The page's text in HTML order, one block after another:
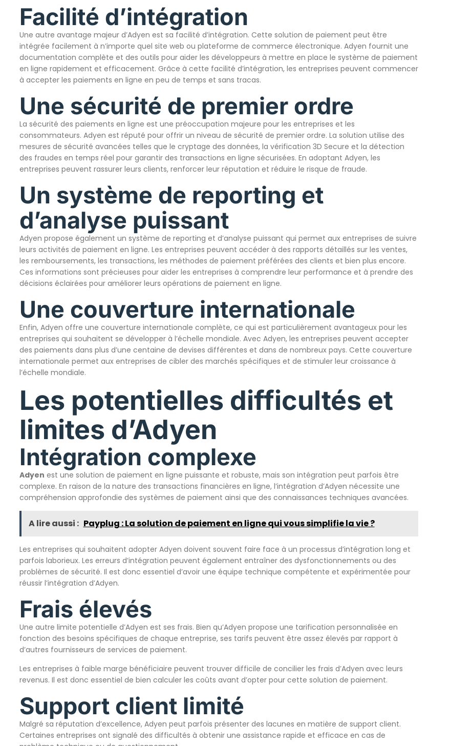
Facilité d’intégration
Une autre avantage majeur d’Adyen est sa facilité d’intégration. Cette solution de paiement peut être
intégrée facilement à n’importe quel site web ou plateforme de commerce électronique. Adyen fournit une
documentation complète et des outils pour aider les développeurs à mettre en place le système de paiement
en ligne rapidement et efficacement. Grâce à cette facilité d’intégration, les entreprises peuvent commencer
à accepter les paiements en ligne en peu de temps et sans tracas.
Une sécurité de premier ordre
La sécurité des paiements en ligne est une préoccupation majeure pour les entreprises et les
consommateurs. Adyen est réputé pour offrir un niveau de sécurité de premier ordre. La solution utilise des
mesures de sécurité avancées telles que le cryptage des données, la vérification 3D Secure et la détection
des fraudes en temps réel pour garantir des transactions en ligne sécurisées. En adoptant Adyen, les
entreprises peuvent rassurer leurs clients, renforcer leur réputation et réduire le risque de fraude.
Un système de reporting et
d’analyse puissant
Adyen propose également un système de reporting et d’analyse puissant qui permet aux entreprises de suivre
leurs activités de paiement en ligne. Les entreprises peuvent accéder à des rapports détaillés sur les ventes,
les remboursements, les transactions, les méthodes de paiement préférées des clients et bien plus encore.
Ces informations sont précieuses pour aider les entreprises à comprendre leur performance et à prendre des
décisions éclairées pour améliorer leurs opérations de paiement en ligne.
Une couverture internationale
Enfin, Adyen offre une couverture internationale complète, ce qui est particulièrement avantageux pour les
entreprises qui souhaitent se développer à l’échelle mondiale. Avec Adyen, les entreprises peuvent accepter
des paiements dans plus d’une centaine de devises différentes et dans de nombreux pays. Cette couverture
internationale permet aux entreprises de cibler des marchés spécifiques et de stimuler leur croissance à
l’échelle mondiale.
Les potentielles difficultés et
limites d’Adyen
Intégration complexe
Adyen est une solution de paiement en ligne puissante et robuste, mais son intégration peut parfois être
complexe. En raison de la nature des transactions financières en ligne, l’intégration d’Adyen nécessite une
compréhension approfondie des systèmes de paiement ainsi que des connaissances techniques avancées.
A lire aussi : Payplug : La solution de paiement en ligne qui vous simplifie la vie ?
Les entreprises qui souhaitent adopter Adyen doivent souvent faire face à un processus d’intégration long et
parfois laborieux. Les erreurs d’intégration peuvent également entraîner des dysfonctionnements ou des
problèmes de sécurité. Il est donc essentiel d’avoir une équipe technique compétente et expérimentée pour
réussir l’intégration d’Adyen.
Frais élevés
Une autre limite potentielle d’Adyen est ses frais. Bien qu’Adyen propose une tarification personnalisée en
fonction des besoins spécifiques de chaque entreprise, ses tarifs peuvent être assez élevés par rapport à
d’autres fournisseurs de services de paiement.
Les entreprises à faible marge bénéficiaire peuvent trouver difficile de concilier les frais d’Adyen avec leurs
revenus. Il est donc essentiel de bien calculer les coûts avant d’opter pour cette solution de paiement.
Support client limité
Malgré sa réputation d’excellence, Adyen peut parfois présenter des lacunes en matière de support client.
Certaines entreprises ont signalé des difficultés à obtenir une assistance rapide et efficace en cas de